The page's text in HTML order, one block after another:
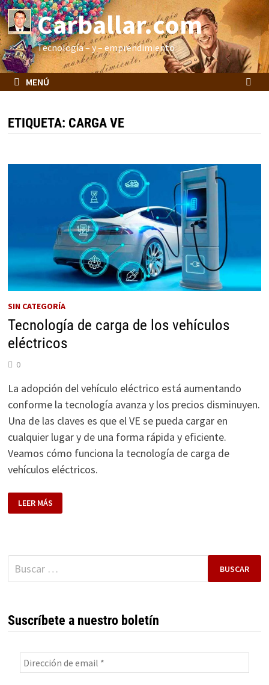
Saltar
al
contenidoCarballar.com
Tecnología – y – emprendimiento
MENÚ
ETIQUETA: CARGA VE
SIN CATEGORÍA
Tecnología de carga de los vehículos
eléctricos
0
La adopción del vehículo eléctrico está aumentando
conforme la tecnología avanza y los precios disminuyen.
Una de las claves es que el VE se pueda cargar en
cualquier lugar y de una forma rápida y eficiente.
Veamos cómo funciona la tecnología de carga de
vehículos eléctricos.
TECNOLOGÍA
DE
CARGA
LEER MÁS
Buscar:
Suscríbete a nuestro boletín